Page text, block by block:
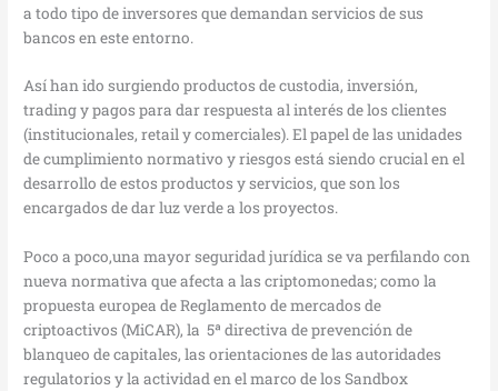
a todo tipo de inversores que demandan servicios de sus
bancos en este entorno.
Así han ido surgiendo productos de custodia, inversión,
trading y pagos para dar respuesta al interés de los clientes
(institucionales, retail y comerciales). El papel de las unidades
de cumplimiento normativo y riesgos está siendo crucial en el
desarrollo de estos productos y servicios, que son los
encargados de dar luz verde a los proyectos.
Poco a poco,una mayor seguridad jurídica se va perfilando con
nueva normativa que afecta a las criptomonedas; como la
propuesta europea de Reglamento de mercados de
criptoactivos (MiCAR), la 5ª directiva de prevención de
blanqueo de capitales, las orientaciones de las autoridades
regulatorios y la actividad en el marco de los Sandbox